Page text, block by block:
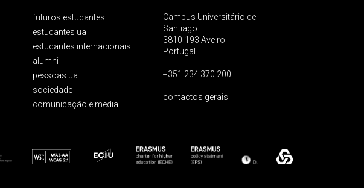
futuros estudantes
estudantes ua
estudantes internacionais
alumni
pessoas ua
sociedade
comunicação e media
Campus Universitário de
Santiago
3810-193 Aveiro
Portugal
+351 234 370 200
contactos gerais